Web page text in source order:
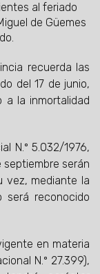
al feriado
de Güemes
recuerda las
del 17 de junio,
la inmortalidad
N.º 5.032/1976,
septiembre serán
vez, mediante la
será reconocido
en materia
N.º 27.399),